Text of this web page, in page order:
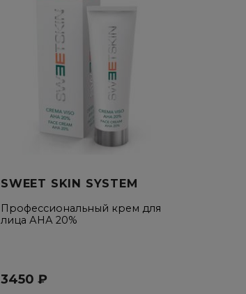
SWEET SKIN SYSTEM
Профессиональный крем для
лица АНА 20%
3450 ₽